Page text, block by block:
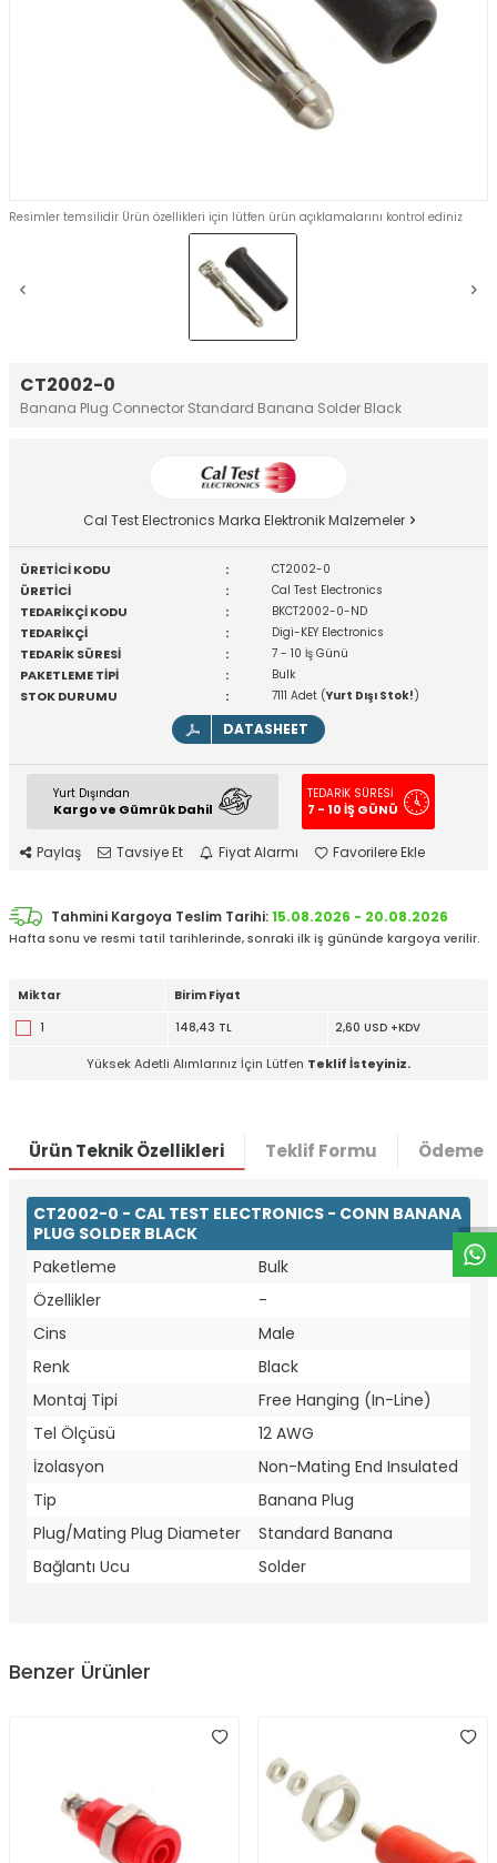
W
h
t
a
p
p
D
e
s
e
H
a
t
t
CT2002-0
Banana Plug Connector Standard Banana Solder Black
Resimler temsilidir Ürün özellikleri için lütfen ürün açıklamalarını kontrol ediniz
Cal Test Electronics Marka Elektronik Malzemeler
ÜRETİCİ KODU : CT2002-0
ÜRETİCİ : Cal Test Electronics
TEDARİKÇİ KODU : BKCT2002-0-ND
TEDARİKÇİ : Digi-KEY Electronics
TEDARİK SÜRESİ : 7 - 10 İş Günü
PAKETLEME TİPİ : Bulk
STOK DURUMU : 7111 Adet (Yurt Dışı Stok!)
DATASHEET
Yurt Dışından
Kargo ve Gümrük Dahil
TEDARİK SÜRESİ
7 - 10 İŞ GÜNÜ
Paylaş Tavsiye Et Fiyat Alarmı Favorilere Ekle
Tahmini Kargoya Teslim Tarihi:15.08.2026 - 20.08.2026
Hafta sonu ve resmi tatil tarihlerinde, sonraki ilk iş gününde kargoya verilir.
Miktar
Birim Fiyat
1
148,43 TL 2,60 USD +KDV
Yüksek Adetli Alımlarınız İçin Lütfen Teklif İsteyiniz.
Ürün Teknik Özellikleri Teklif Formu Ödeme
CT2002-0 - CAL TEST ELECTRONICS - CONN BANANA
PLUG SOLDER BLACK
Paketleme
Bulk
Özellikler
-
Cins
Male
Renk
Black
Montaj Tipi
Free Hanging (In-Line)
Tel Ölçüsü
12 AWG
İzolasyon
Non-Mating End Insulated
Tip
Banana Plug
Plug/Mating Plug Diameter
Standard Banana
Bağlantı Ucu
Solder
Benzer Ürünler